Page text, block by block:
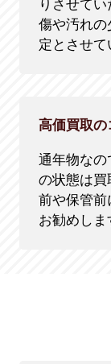
りさせてい
傷や汚れの
定とさせて
高価買取の
通年物なの
の状態は買
前や保管前
お勧めしま